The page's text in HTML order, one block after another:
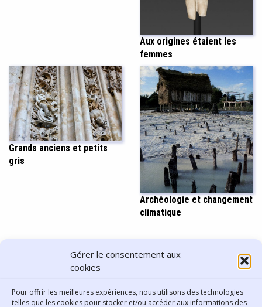
Gérer le consentement aux
cookies
Pour offrir les meilleures expériences, nous utilisons des technologies
telles que les cookies pour stocker et/ou accéder aux informations des
Aux origines étaient les
femmes
Grands anciens et petits
gris
Archéologie et changement
climatique
PARTAGER CET ARTICLE